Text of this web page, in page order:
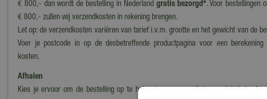
€ 800,- dan wordt de bestelling in Nederland gratis bezorgd*. Voor bestellingen
€ 800,- zullen wij verzendkosten in rekening brengen.
Let op: de verzendkosten variëren van tarief i.v.m. grootte en het gewicht van de
Voer je postcode in op de desbetreffende productpagina voor een
kosten.
Afhalen
Kies je ervoor om de bestelling op te halen in ons magazijn/onze winkel dan kan